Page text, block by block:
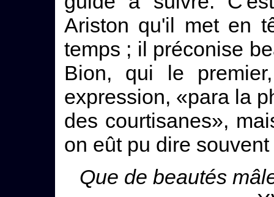
Ariston qu'il met en
temps ; il préconise
Bion, qui le
expression, «para la
des courtisanes»,
on eût pu dire
Que de beautés